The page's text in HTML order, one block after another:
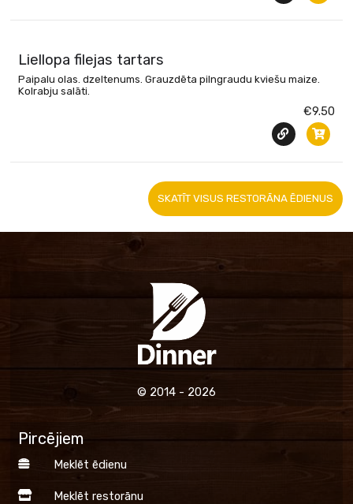
Liellopa filejas tartars
Paipalu olas. dzeltenums. Grauzdēta pilngraudu kviešu maize.
Kolrabju salāti.
€9.50
SKATĪT VISUS RESTORĀNA ĒDIENUS
© 2014 - 2026
Pircējiem
Meklēt ēdienu
Meklēt restorānu